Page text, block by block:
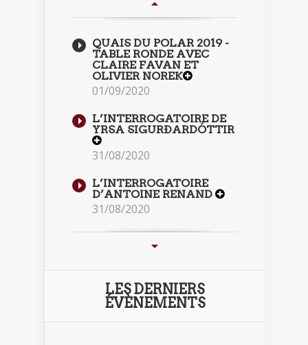
QUAIS DU POLAR 2019 -
TABLE RONDE AVEC
CLAIRE FAVAN ET
OLIVIER NOREK
01/09/2020
L’INTERROGATOIRE DE
YRSA SIGURÐARDÓTTIR
31/08/2020
L’INTERROGATOIRE
D’ANTOINE RENAND
31/08/2020
LES DERNIERS
ÉVÈNEMENTS